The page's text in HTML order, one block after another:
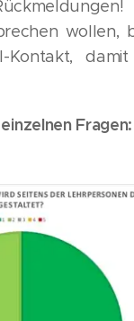
wollen,
Kontakt,
Fragen: